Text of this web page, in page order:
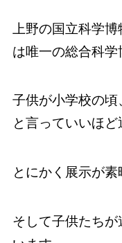
上野の国立科学
は唯一の総合科学
子供が小学校の
と言っていいほど
とにかく展示が素
そして子供たち